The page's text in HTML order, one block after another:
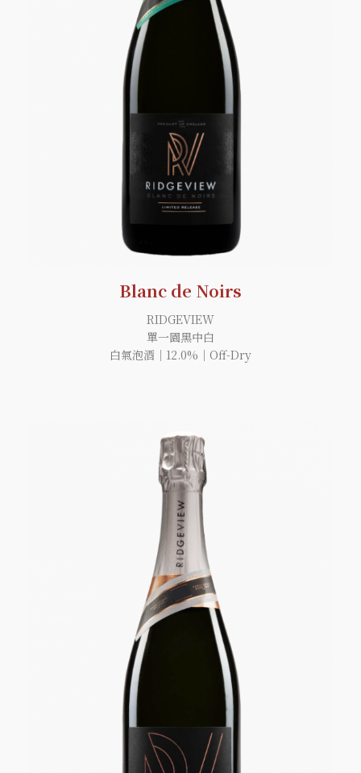
Blanc de Noirs
RIDGEVIEW
單一園黑中白
白氣泡酒｜12.0%｜Off-Dry